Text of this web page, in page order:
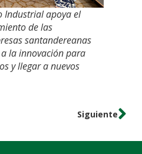
Industrial apoya el
de las
santandereanas
la innovación para
y llegar a nuevos
Siguiente